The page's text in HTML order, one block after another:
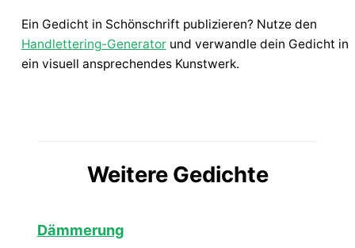
Ein Gedicht in Schönschrift publizieren? Nutze den
Handlettering-Generatorund verwandle dein Gedicht in
ein visuell ansprechendes Kunstwerk.
Weitere Gedichte
Dämmerung